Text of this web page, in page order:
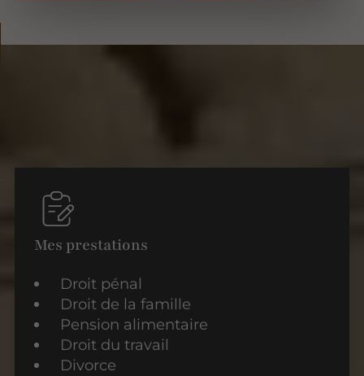
Mes prestations
Droit pénal
Droit de la famille
Pension alimentaire
Droit du travail
Divorce